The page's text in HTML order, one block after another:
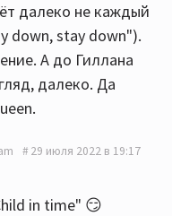
далеко не каждый
down, stay down").
А до Гиллана
далеко. Да
29 июля 2022 в 19:17
in time" 😏